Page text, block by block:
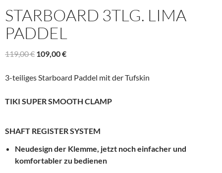
STARBOARD 3TLG. LIMA
PADDEL
119,00€ Ursprünglicher
war:
109,00€Aktueller
ist:
3-teiliges Starboard Paddel mit der Tufskin
TIKI SUPER SMOOTH CLAMP
SHAFT REGISTER SYSTEM
Neudesign der Klemme, jetzt noch einfacher und
komfortabler zu bedienen